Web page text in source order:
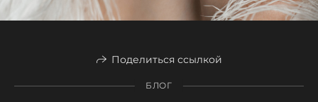
Поделиться ссылкой
БЛОГ